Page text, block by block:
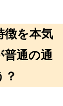
徴を本気
通の通
？